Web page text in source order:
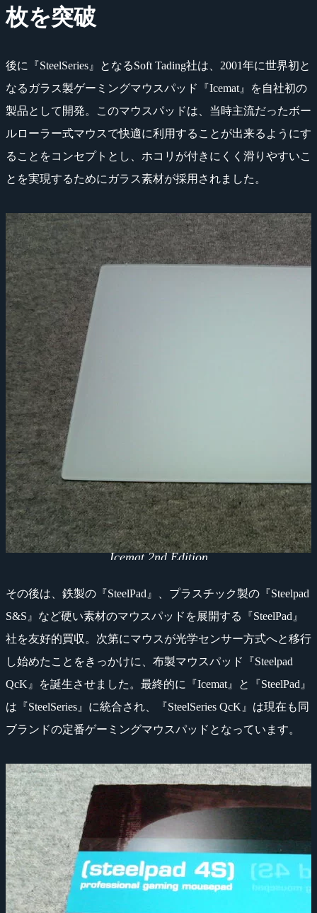
枚を突破
後に『SteelSeries』となるSoft Tading社は、2001年に世界初と
なるガラス製ゲーミングマウスパッド『Icemat』を自社初の
製品として開発。このマウスパッドは、当時主流だったボー
ルローラー式マウスで快適に利用することが出来るようにす
ることをコンセプトとし、ホコリが付きにくく滑りやすいこ
とを実現するためにガラス素材が採用されました。
Icemat 2nd Edition
その後は、鉄製の『SteelPad』、プラスチック製の『Steelpad
S&S』など硬い素材のマウスパッドを展開する『SteelPad』
社を友好的買収。次第にマウスが光学センサー方式へと移行
し始めたことをきっかけに、布製マウスパッド『Steelpad
QcK』を誕生させました。最終的に『Icemat』と『SteelPad』
は『SteelSeries』に統合され、『SteelSeries QcK』は現在も同
ブランドの定番ゲーミングマウスパッドとなっています。